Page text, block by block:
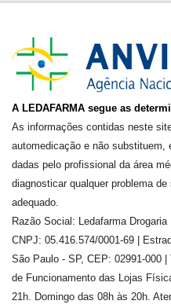
A LEDAFARMA segue as
As informações contidas neste
automedicação e não substituem,
dadas pelo profissional da área
diagnosticar qualquer problema
adequado.
Razão Social: Ledafarma
CNPJ: 05.416.574/0001-69 |
São Paulo - SP, CEP: 02991-000 |
de Funcionamento das Lojas
21h. Domingo das 08h às 20h.